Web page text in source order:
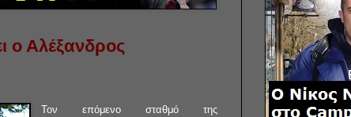
ο Αλέξανδρος
Τον επόμενο σταθμό της